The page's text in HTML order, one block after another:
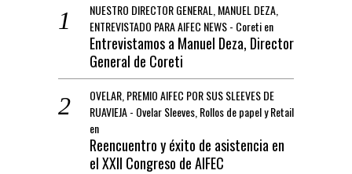
NUESTRO DIRECTOR GENERAL, MANUEL DEZA,
ENTREVISTADO PARA AIFEC NEWS - Coretien
Entrevistamos a Manuel Deza, Director
General de Coreti
OVELAR, PREMIO AIFEC POR SUS SLEEVES DE
RUAVIEJA - Ovelar Sleeves, Rollos de papel y Retail
en
Reencuentro y éxito de asistencia en
el XXII Congreso de AIFEC